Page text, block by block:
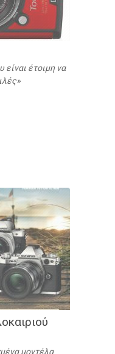
έτοιμη να
μοντέλα